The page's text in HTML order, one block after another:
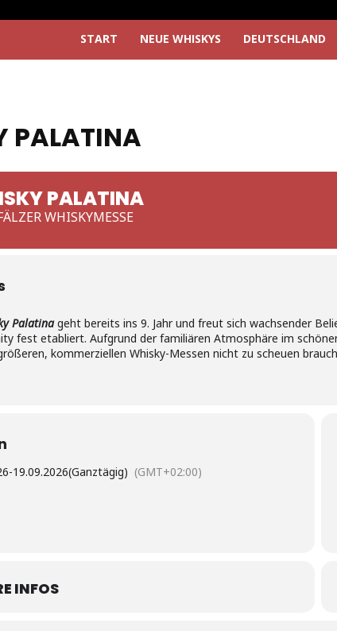
START NEUE WHISKYS DEUTSCHLAND
PALATINA
PALATINA
WHISKYMESSE
Palatinageht bereits ins 9. Jahr und freut sich wachsender
fest etabliert. Aufgrund der familiären Atmosphäre im
kommerziellen Whisky-Messen nicht zu scheuen
-19.09.2026(Ganztägig) (GMT+02:00)
INFOS